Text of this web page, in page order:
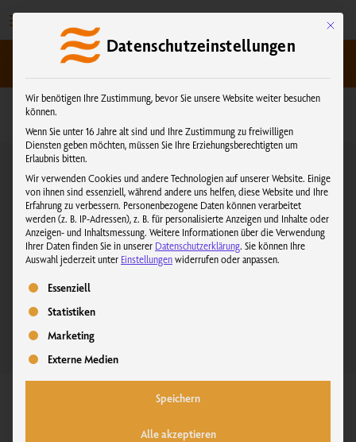
Inhalt
springen
kundenservice@physiotherm.com
Anmeldung bestätigen
Vielen Dank für Ihre Anmeldung zum Physiotherm Newsletter!
Bitte bestätigen Sie Ihre Anmeldung jetzt in der E-Mail, die wir
Mit
Datenschutzeinstellungen
Wir benötigen Ihre Zustimmung, bevor Sie unsere Website weiter besuchen
können.
Wenn Sie unter 16 Jahre alt sind und Ihre Zustimmung zu freiwilligen
Diensten geben möchten, müssen Sie Ihre Erziehungsberechtigten um
Erlaubnis bitten.
Wir verwenden Cookies und andere Technologien auf unserer Website. Einige
von ihnen sind essenziell, während andere uns helfen, diese Website und Ihre
Erfahrung zu verbessern. Personenbezogene Daten können verarbeitet
werden (z. B. IP-Adressen), z. B. für personalisierte Anzeigen und Inhalte oder
Anzeigen- und Inhaltsmessung. Weitere Informationen über die Verwendung
Ihrer Daten finden Sie in unserer Datenschutzerklärung. Sie können Ihre
Auswahl jederzeit unter Einstellungenwiderrufen oder anpassen.
Es folgt eine Liste der Service-Gruppen, für die eine Einwilligung erteilt
Essenziell
Statistiken
Marketing
Externe Medien
Speichern
Alle akzeptieren